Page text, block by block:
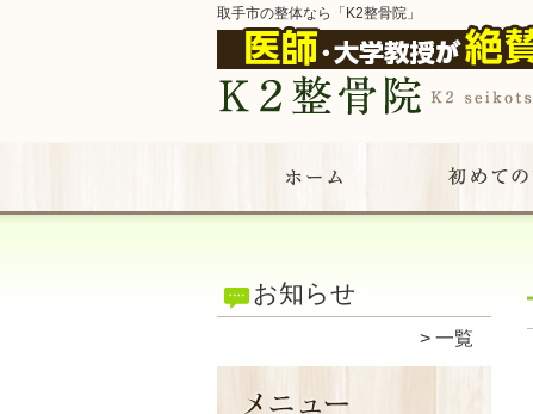
取手市の整体なら「K2整骨院」
お知らせ
一覧